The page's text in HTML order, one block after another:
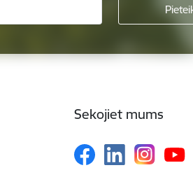
Sekojiet mums